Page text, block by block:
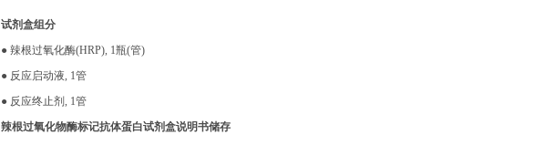
试剂盒组分
● 辣根过氧化酶(HRP), 1瓶(管)
● 反应启动液, 1管
● 反应终止剂 , 1管
辣根过氧化物酶标记抗体蛋白试剂盒说明书储存